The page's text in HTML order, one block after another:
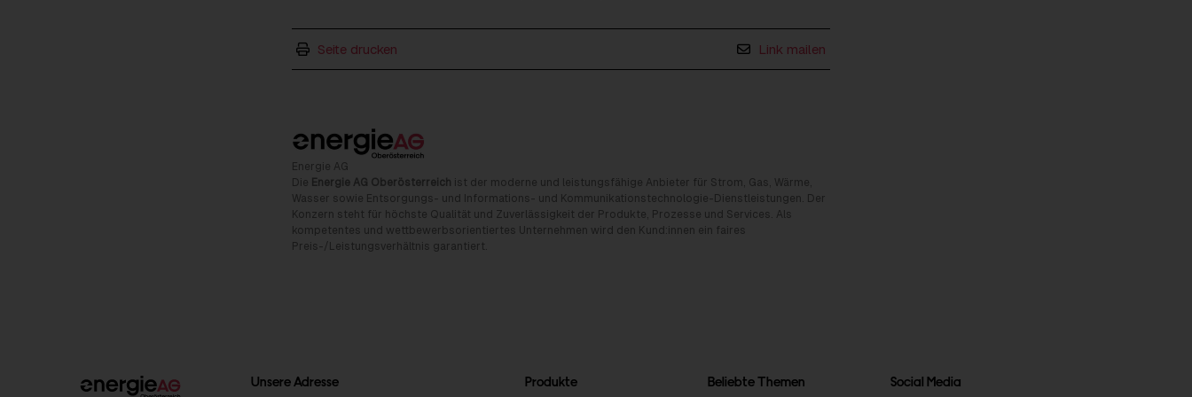
Seite drucken Link mailen
Energie AG
Die Energie AG Oberösterreich ist der moderne und leistungsfähige Anbieter für Strom, Gas, Wärme,
Wasser sowie Entsorgungs- und Informations- und Kommunikationstechnologie-Dienstleistungen. Der
Konzern steht für höchste Qualität und Zuverlässigkeit der Produkte, Prozesse und Services. Als
kompetentes und wettbewerbsorientiertes Unternehmen wird den Kund:innen ein faires
Preis-/Leistungsverhältnis garantiert.
Unsere Adresse Produkte Beliebte Themen Social Media